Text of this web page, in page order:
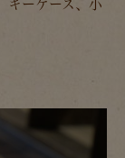
キーケース、小